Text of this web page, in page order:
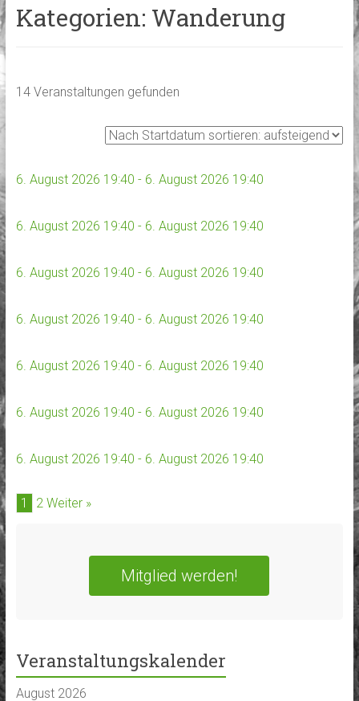
Kategorien: Wanderung
14 Veranstaltungen gefunden
6. August 2026 19:40 - 6. August 2026 19:40
6. August 2026 19:40 - 6. August 2026 19:40
6. August 2026 19:40 - 6. August 2026 19:40
6. August 2026 19:40 - 6. August 2026 19:40
6. August 2026 19:40 - 6. August 2026 19:40
6. August 2026 19:40 - 6. August 2026 19:40
6. August 2026 19:40 - 6. August 2026 19:40
1 2 Weiter »
Mitglied werden!
Veranstaltungskalender
August 2026